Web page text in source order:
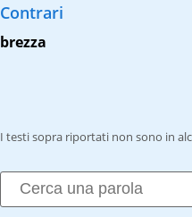
Contrari
brezza
I testi sopra riportati non sono in